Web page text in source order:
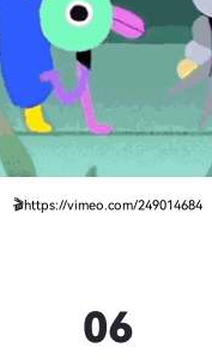
🎬https://vimeo.com/249014684
06